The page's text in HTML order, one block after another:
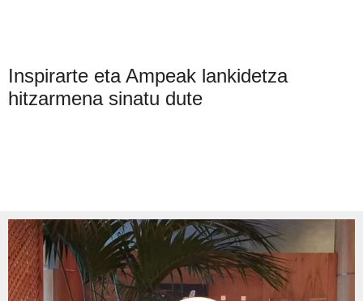
Inspirarte eta Ampeak lankidetza
hitzarmena sinatu dute